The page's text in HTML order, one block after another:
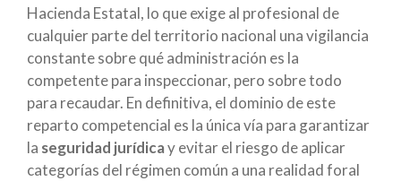
Hacienda Estatal, lo que exige al profesional de
cualquier parte del territorio nacional una vigilancia
constante sobre qué administración es la
competente para inspeccionar, pero sobre todo
para recaudar. En definitiva, el dominio de este
reparto competencial es la única vía para garantizar
la seguridad jurídicay evitar el riesgo de aplicar
categorías del régimen común a una realidad foral